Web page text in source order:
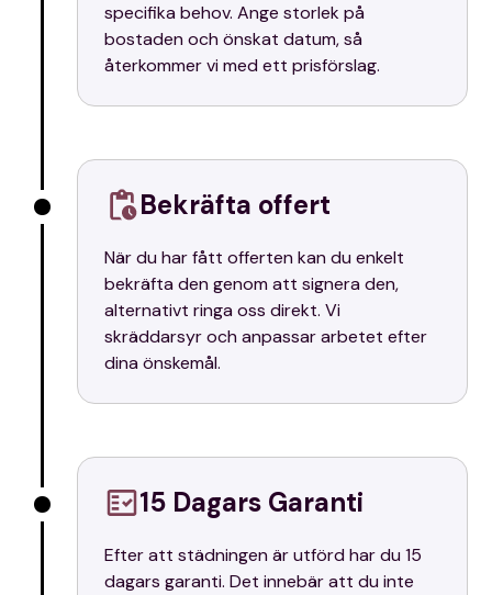
specifika behov. Ange storlek på
bostaden och önskat datum, så
återkommer vi med ett prisförslag.
Bekräfta offert
När du har fått offerten kan du enkelt
bekräfta den genom att signera den,
alternativt ringa oss direkt. Vi
skräddarsyr och anpassar arbetet efter
dina önskemål.
15 Dagars Garanti
Efter att städningen är utförd har du 15
dagars garanti. Det innebär att du inte